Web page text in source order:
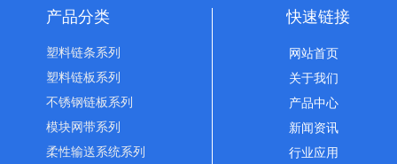
塑料链条系列
塑料链板系列
不锈钢链板系列
模块网带系列
柔性输送系统系列
产品分类 快速链接
网站首页
关于我们
产品中心
新闻资讯
行业应用